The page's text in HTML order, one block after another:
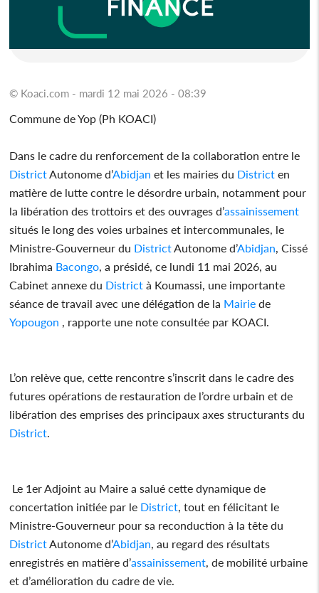
© Koaci.com - mardi 12 mai 2026 - 08:39
Commune de Yop (Ph KOACI)
Dans le cadre du renforcement de la collaboration entre le
District Autonome d’Abidjan et les mairies du District en
matière de lutte contre le désordre urbain, notamment pour
la libération des trottoirs et des ouvrages d’assainissement
situés le long des voies urbaines et intercommunales, le
Ministre-Gouverneur du District Autonome d’Abidjan , Cissé
Ibrahima Bacongo , a présidé, ce lundi 11 mai 2026, au
Cabinet annexe du District à Koumassi, une importante
séance de travail avec une délégation de la Mairie de
Yopougon , rapporte une note consultée par KOACI.
L’on relève que, cette rencontre s’inscrit dans le cadre des
futures opérations de restauration de l’ordre urbain et de
libération des emprises des principaux axes structurants du
District
Le 1er Adjoint au Maire a salué cette dynamique de
concertation initiée par le District , tout en félicitant le
Ministre-Gouverneur pour sa reconduction à la tête du
District Autonome d’Abidjan , au regard des résultats
enregistrés en matière d’assainissement , de mobilité urbaine
et d’amélioration du cadre de vie.